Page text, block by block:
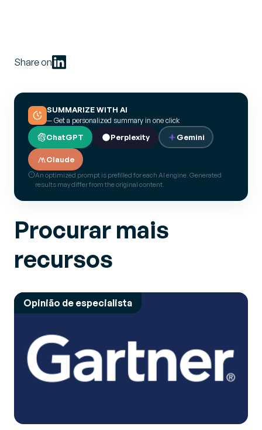
Share on
SUMMARIZE WITH AI
— Get a personalized summary in one click
ChatGPT Perplexity Gemini
Claude
An optimized prompt is prefilled for each AI engine. Generated
results may differ from the original content.
Procurar mais
recursos
Opinião de especialista